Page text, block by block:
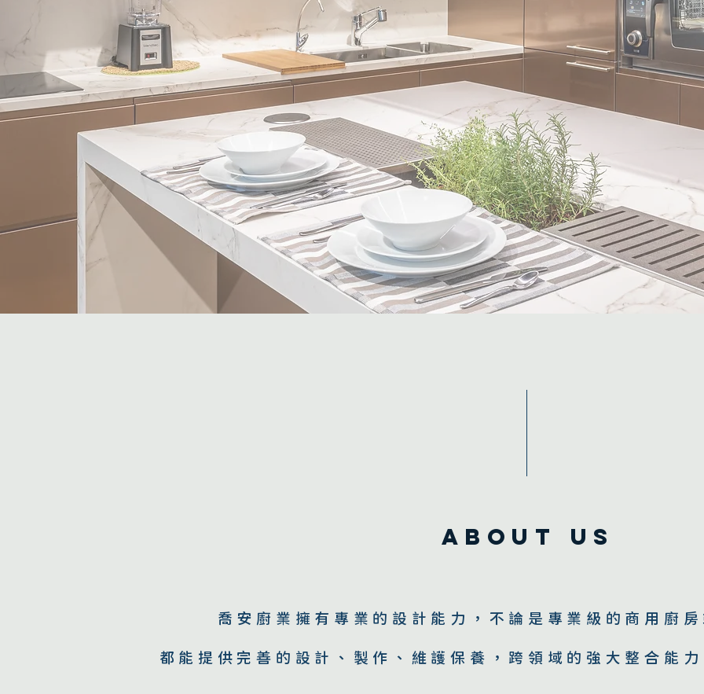
​About Us
喬安廚業擁有專業的設計能力，不論是專業級的商用廚
都能提供完善的設計、製作、維護保養，跨領域的強大整合能